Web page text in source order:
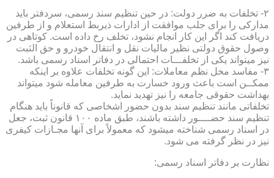
۲- تخلفات به ضرر دولت: در حین تنظیم سند رسمی، سردفتر باید
مدارکی را برای جلب موافقت از ادارات ذیربط استعلام و از طرفین
دریافت کند اگر این کار انجام نشود، تخلف رخ داده است. کوتاهی در
وصول حقوق دولتی نظیر مالیات نقل و انتقال خودرو و حق الثبت
نیز میتواند یکی از تخلفـــات احتمالی در دفاتر اسناد رسمی باشد.
۳- مفاسد مخل نظم معاملات: این گونه تخلفات علاوه بر اینکه
ممکــن است باعث ورود خسارت به طرفین معامله شود میتواند
بهداشت حقوقی جامعه را نیز تهدید نماید.
تخلفاتی مانند تنظیم سند بدون حضور اشخاصی که قانوناً باید هنگام
تنظیم سند حضــــور داشته باشند، طبق ماده ۱۰۰ قانون ثبت، جعل
در اسناد رسمی شناخته میشود که معمولاً برای آنها مجـازات کیفری
نیز در نظر گرفته می شود.
نظارت بر دفاتر اسناد رسمی: